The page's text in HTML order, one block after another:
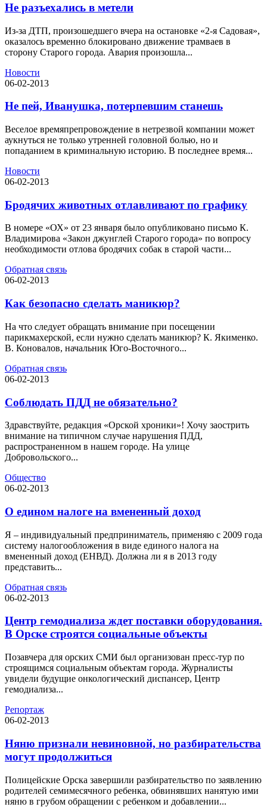
Не разъехались в метели
Из-за ДТП, произошедшего вчера на остановке «2-я Садовая»,
оказалось временно блокировано движение трамваев в
сторону Старого города. Авария произошла...
Новости
06-02-2013
Не пей, Иванушка, потерпевшим станешь
Веселое времяпрепровождение в нетрезвой компании может
аукнуться не только утренней головной болью, но и
попаданием в криминальную историю. В последнее время...
Новости
06-02-2013
Бродячих животных отлавливают по графику
В номере «ОХ» от 23 января было опубликовано письмо К.
Владимирова «Закон джунглей Старого города» по вопросу
необходимости отлова бродячих собак в старой части...
Обратная связь
06-02-2013
Как безопасно сделать маникюр?
На что следует обращать внимание при посещении
парикмахерской, если нужно сделать маникюр? К. Якименко.
В. Коновалов, начальник Юго-Восточного...
Обратная связь
06-02-2013
Соблюдать ПДД не обязательно?
Здравствуйте, редакция «Орской хроники»! Хочу заострить
внимание на типичном случае нарушения ПДД,
распространенном в нашем городе. На улице
Добровольского...
Общество
06-02-2013
О едином налоге на вмененный доход
Я – индивидуальный предприниматель, применяю с 2009 года
систему налогообложения в виде единого налога на
вмененный доход (ЕНВД). Должна ли я в 2013 году
представить...
Обратная связь
06-02-2013
Центр гемодиализа ждет поставки оборудования.
В Орске строятся социальные объекты
Позавчера для орских СМИ был организован пресс-тур по
строящимся социальным объектам города. Журналисты
увидели будущие онкологический диспансер, Центр
гемодиализа...
Репортаж
06-02-2013
Няню признали невиновной, но разбирательства
могут продолжиться
Полицейские Орска завершили разбирательство по заявлению
родителей семимесячного ребенка, обвинявших нанятую ими
няню в грубом обращении с ребенком и добавлении...